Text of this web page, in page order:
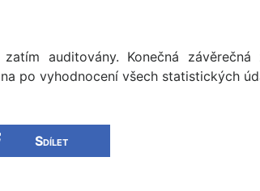
auditovány. Konečná závěrečná
po vyhodnocení všech statistických
Sdílet